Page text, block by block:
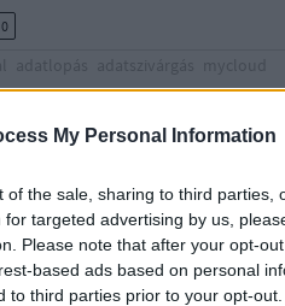
My Personal Information
of the sale, sharing to third parties,
targeted advertising by us,
Please note that after your opt-
based ads based on personal
to third parties prior to your opt-
0